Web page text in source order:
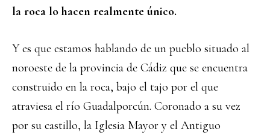
la roca lo hacen realmente único.
Y es que estamos hablando de un pueblo situado al
noroeste de la provincia de Cádiz que se encuentra
construido en la roca, bajo el tajo por el que
atraviesa el río Guadalporcún. Coronado a su vez
por su castillo, la Iglesia Mayor y el Antiguo